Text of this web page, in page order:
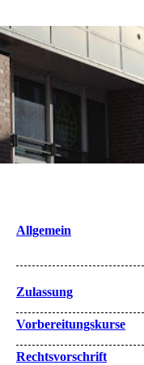
Allgemein
Zulassung
Vorbereitungskurse
Rechtsvorschrift